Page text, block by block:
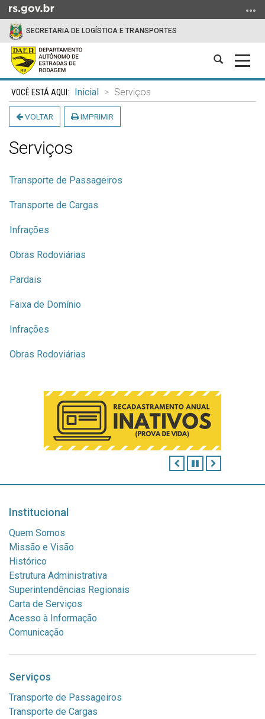
para
conteúdo
para
menu
SECRETARIA DE LOGÍSTICA E TRANSPORTES
Abrir
Início
do
conteúdo
Inicial Serviços
VOLTAR IMPRIMIR
Serviços
Transporte de Passageiros
Transporte de Cargas
Infrações
Obras Rodoviárias
Pardais
Faixa de Domínio
Infrações
Obras Rodoviárias
ANTERIOR
PAUSAR
Institucional
Quem Somos
Missão e Visão
Histórico
Estrutura Administrativa
Superintendências Regionais
Carta de Serviços
Acesso à Informação
Comunicação
Serviços
Transporte de Passageiros
Transporte de Cargas